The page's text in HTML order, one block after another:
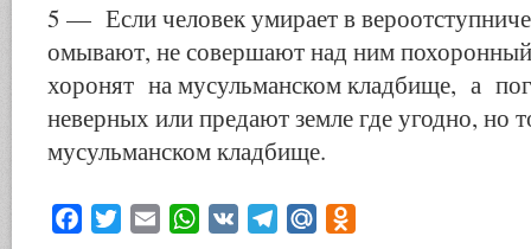
5 — Если человек умирает в
омывают, не совершают над ним
хоронят на мусульманском кладбище, а
неверных или предают земле где угодно, но
мусульманском кладбище.
Facebook
Twitter Email WhatsApp
VK TelegramMail.Ru